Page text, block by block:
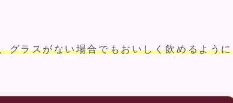
グラスがない場合でもおいしく飲めるように